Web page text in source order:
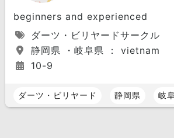
beginners and experienced
ダーツ・ビリヤードサークル
静岡県 ・岐阜県 ： vietnam
10-9
ダーツ・ビリヤード 静岡県 岐